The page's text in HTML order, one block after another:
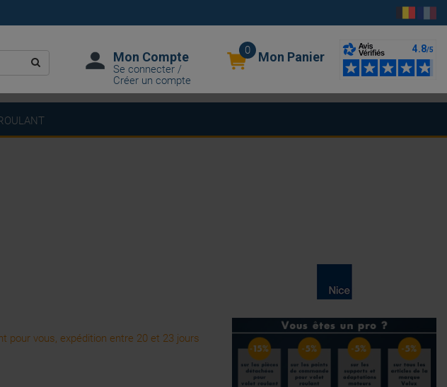
Mon Compte
Se connecter /
Créer un compte
0 Mon Panier
pour vous, expédition entre 20 et 23 jours